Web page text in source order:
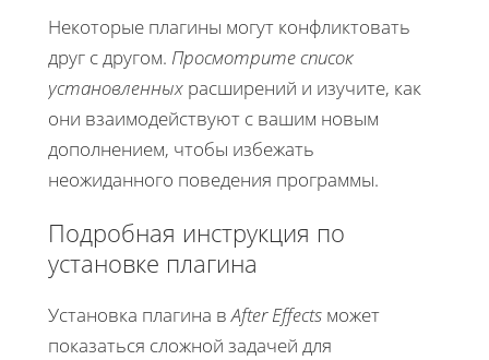
Некоторые плагины могут конфликтовать
друг с другом. Просмотрите список
установленных расширений и изучите, как
они взаимодействуют с вашим новым
дополнением, чтобы избежать
неожиданного поведения программы.
Подробная инструкция по
установке плагина
Установка плагина вAfter Effects может
показаться сложной задачей для